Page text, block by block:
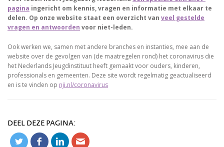
pagina ingericht om kennis, vragen en informatie met elkaar te
delen. Op onze website staat een overzicht van veel gestelde
vragen en antwoorden voor niet-leden.
Ook werken we, samen met andere branches en instanties, mee aan de
website over de gevolgen van (de maatregelen rond) het coronavirus die
het Nederlands Jeugdinstituut heeft gemaakt voor ouders, kinderen,
professionals en gemeenten. Deze site wordt regelmatig geactualiseerd
en is te vinden op nji.nl/coronavirus
DEEL DEZE PAGINA: